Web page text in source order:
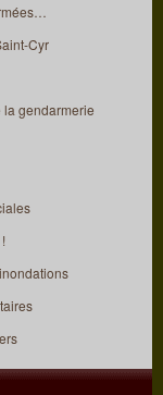
Cyr
la gendarmerie